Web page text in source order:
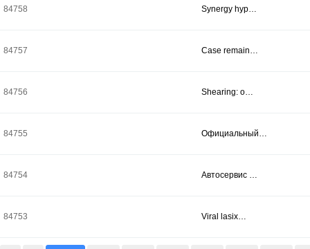
84758 Synergy hyp…
84757 Case remain…
84756 Shearing: o…
84755 Официальный…
84754 Автосервис …
84753 Viral lasix…